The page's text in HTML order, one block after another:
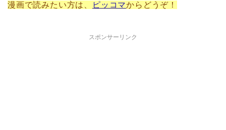
漫画で読みたい方は、
ピッコマからどうぞ！
スポンサーリンク